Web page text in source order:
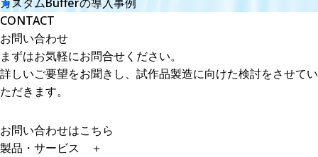
CONTACT
お問い合わせ
まずはお気軽にお問合せください。
詳しいご要望をお聞きし、試作品製造に向けた検討をさせてい
ただきます。
お問い合わせはこちら
製品・サービス ＋